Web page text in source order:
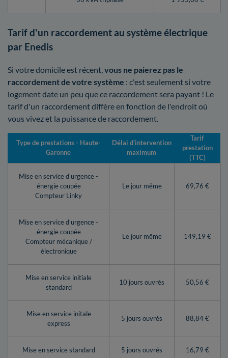
Tarif d'un raccordement au système électrique
par Enedis
Si votre domicile est récent,vous ne paierez pas le
raccordement de votre système : c'est seulement si votre
logement date un peu que ce raccordement sera payant ! Le
tarif d'un raccordement diffère en fonction de l'endroit où
vous vivez et la puissance de raccordement.
Type de prestations - Haute-
Garonne
Délai d’intervention
maximum
Tarif
prestation
(TTC)
Mise en service d'urgence -
énergie coupée
Compteur Linky
Le jour même 69,76 €
Mise en service d’urgence -
énergie coupée
Compteur mécanique /
électronique
Le jour même 149,19 €
Mise en service initiale
standard
10 jours ouvrés 50,56 €
Mise en service initale
express
5 jours ouvrés 88,84 €
Mise en service standard 5 jours ouvrés 16,79 €